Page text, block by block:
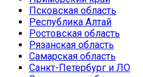
Псковская область
Республика Алтай
Ростовская область
Рязанская область
Самарская область
Санкт-Петербург и ЛО